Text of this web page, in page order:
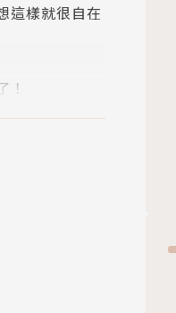
這樣就很自在
直接去做